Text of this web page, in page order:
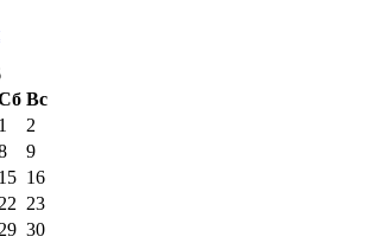
Вс
1
2
9
15 16
22 23
29 30